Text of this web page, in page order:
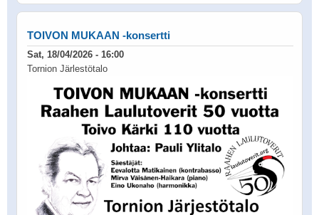
TOIVON MUKAAN -konsertti
Sat, 18/04/2026 - 16:00
Tornion Järlestötalo